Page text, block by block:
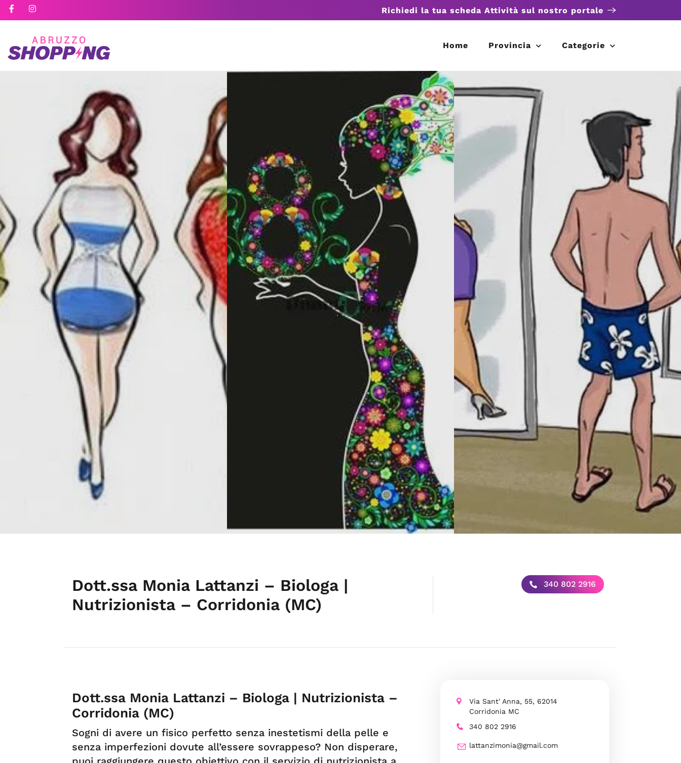
Richiedi la tua scheda Attività sul nostro portale
Home Provincia Categorie
Dott.ssa Monia Lattanzi – Biologa |
Nutrizionista – Corridonia (MC)
340 802 2916
Dott.ssa Monia Lattanzi – Biologa | Nutrizionista –
Corridonia (MC)
Sogni di avere un fisico perfetto senza inestetismi della pelle e
senza imperfezioni dovute all’essere sovrappeso? Non disperare,
Via Sant' Anna, 55, 62014
Corridonia MC
340 802 2916
lattanzimonia@gmail.com